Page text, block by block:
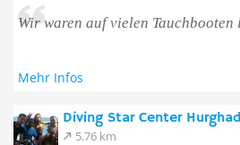
Wir waren auf vielen Tauchbooten
Mehr Infos
Diving Star Center
5.76 km